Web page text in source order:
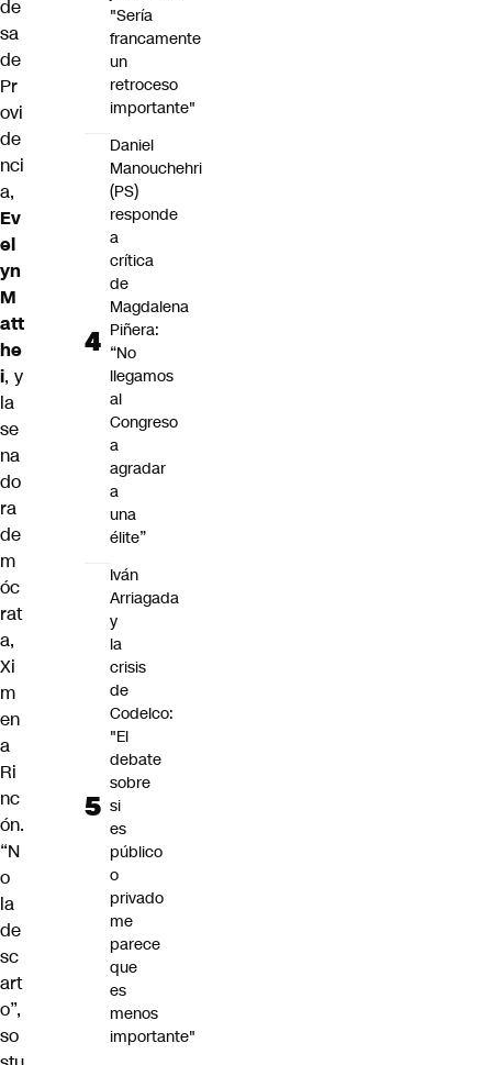
de
sa
de
Pr
ovi
de
nci
a,
Ev
el
yn
M
att
he
i, y
la
se
na
do
ra
de
m
óc
rat
a,
Xi
m
en
a
Ri
nc
ón.
“N
o
la
de
sc
art
o”,
so
"Sería
francamente
un
retroceso
importante"
Daniel
Manouchehri
(PS)
responde
a
crítica
de
Magdalena
Piñera:
“No
llegamos
al
Congreso
a
agradar
a
una
élite”
Iván
Arriagada
y
la
crisis
de
Codelco:
"El
debate
sobre
si
es
público
o
privado
me
parece
que
es
menos
importante"